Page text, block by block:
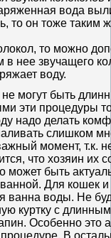
вода
то он тоже таким
то можно
нее звучащего
воду.
могут быть
эти процедуры
надо делать
слишком
момент, т.к.
что хозяин их
может быть
Для кошек
ванна воды. Не
куртку с
Особенно это
В